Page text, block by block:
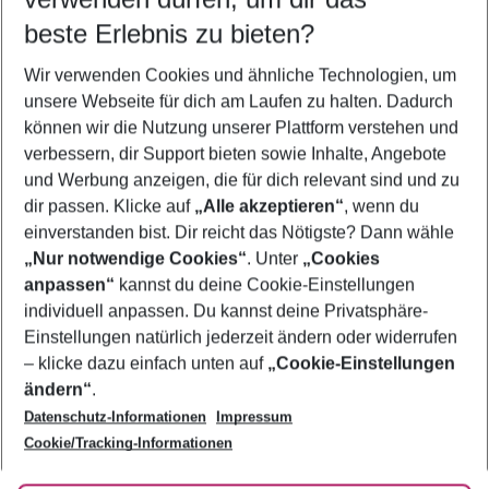
5-8 Nächte
2 Erwachsene Keine Kinder
Mehr Filter anzeigen
Footer
Footer navigation
Über uns
AGB
Bestpreisgarantie
Cookie-Einstellungen ändern
Cookie-Richtlinie
Agenturbetreuung
Barrierefreies Reisen
Folge uns
beste Erlebnis zu bieten?
Wir verwenden Cookies und ähnliche Technologien, um
unsere Webseite für dich am Laufen zu halten. Dadurch
können wir die Nutzung unserer Plattform verstehen und
verbessern, dir Support bieten sowie Inhalte, Angebote
und Werbung anzeigen, die für dich relevant sind und zu
dir passen. Klicke auf „Alle akzeptieren“, wenn du
einverstanden bist. Dir reicht das Nötigste? Dann wähle
„Nur notwendige Cookies“. Unter „Cookies
anpassen“ kannst du deine Cookie-Einstellungen
individuell anpassen. Du kannst deine Privatsphäre-
Einstellungen natürlich jederzeit ändern oder widerrufen
– klicke dazu einfach unten auf „Cookie-Einstellungen
ändern“.
Datenschutz-Informationen
Impressum
Cookie/Tracking-Informationen